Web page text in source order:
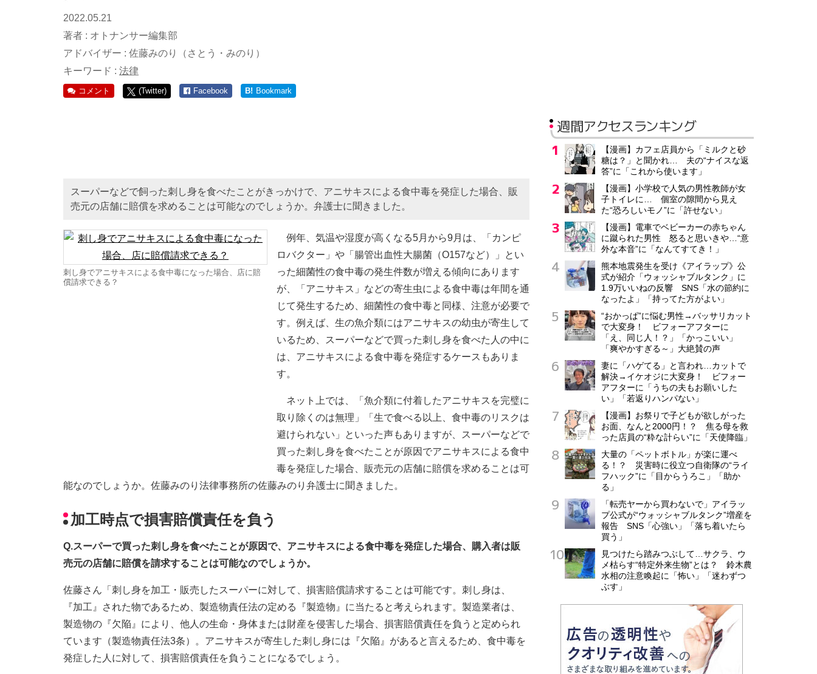
2022.05.21
著者 : オトナンサー編集部
アドバイザー : 佐藤みのり（さとう・みのり）
キーワード : 法律
コメント (Twitter) Facebook B! Bookmark
スーパーなどで飼った刺し身を食べたことがきっかけで、アニサキスによる食中毒を発症した場合、販
売元の店舗に賠償を求めることは可能なのでしょうか。弁護士に聞きました。
刺し身でアニサキスによる食中毒になった場合、店に賠
償請求できる？
例年、気温や湿度が高くなる5月から9月は、「カンピ
ロバクター」や「腸管出血性大腸菌（O157など）」とい
った細菌性の食中毒の発生件数が増える傾向にあります
が、「アニサキス」などの寄生虫による食中毒は年間を通
じて発生するため、細菌性の食中毒と同様、注意が必要で
す。例えば、生の魚介類にはアニサキスの幼虫が寄生して
いるため、スーパーなどで買った刺し身を食べた人の中に
は、アニサキスによる食中毒を発症するケースもありま
す。
ネット上では、「魚介類に付着したアニサキスを完璧に
取り除くのは無理」「生で食べる以上、食中毒のリスクは
避けられない」といった声もありますが、スーパーなどで
買った刺し身を食べたことが原因でアニサキスによる食中
毒を発症した場合、販売元の店舗に賠償を求めることは可
能なのでしょうか。佐藤みのり法律事務所の佐藤みのり弁護士に聞きました。
加工時点で損害賠償責任を負う
Q.スーパーで買った刺し身を食べたことが原因で、アニサキスによる食中毒を発症した場合、購入者は販
売元の店舗に賠償を請求することは可能なのでしょうか。
佐藤さん「刺し身を加工・販売したスーパーに対して、損害賠償請求することは可能です。刺し身は、
『加工』された物であるため、製造物責任法の定める『製造物』に当たると考えられます。製造業者は、
製造物の『欠陥』により、他人の生命・身体または財産を侵害した場合、損害賠償責任を負うと定められ
ています（製造物責任法3条）。アニサキスが寄生した刺し身には『欠陥』があると言えるため、食中毒を
発症した人に対して、損害賠償責任を負うことになるでしょう。
週間アクセスランキング
【漫画】カフェ店員から「ミルクと砂
糖は？」と聞かれ… 夫の“ナイスな返
答”に「これから使います」
【漫画】小学校で人気の男性教師が女
子トイレに… 個室の隙間から見え
た“恐ろしいモノ”に「許せない」
【漫画】電車でベビーカーの赤ちゃん
に蹴られた男性 怒ると思いきや…“意
外な本音”に「なんてすてき！」
熊本地震発生を受け《アイラップ》公
式が紹介「ウォッシャブルタンク」に
1.9万いいねの反響 SNS「水の節約に
なったよ」「持ってた方がよい」
“おかっぱ”に悩む男性→バッサリカット
で大変身！ ビフォーアフターに
「え、同じ人！？」「かっこいい」
「爽やかすぎる～」大絶賛の声
妻に「ハゲてる」と言われ…カットで
解決→イケオジに大変身！ ビフォー
アフターに「うちの夫もお願いした
い」「若返りハンパない」
【漫画】お祭りで子どもが欲しがった
お面、なんと2000円！？ 焦る母を救
った店員の“粋な計らい”に「天使降臨」
大量の「ペットボトル」が楽に運べ
る！？ 災害時に役立つ自衛隊の“ライ
フハック”に「目からうろこ」「助か
る」
「転売ヤーから買わないで」アイラッ
プ公式が“ウォッシャブルタンク”増産を
報告 SNS「心強い」「落ち着いたら
買う」
見つけたら踏みつぶして…サクラ、ウ
メ枯らす“特定外来生物”とは？ 鈴木農
水相の注意喚起に「怖い」「迷わずつ
ぶす」